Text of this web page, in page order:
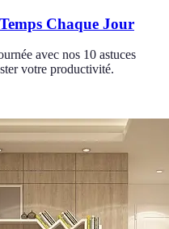
Chaque Jour
avec nos 10 astuces
votre productivité.